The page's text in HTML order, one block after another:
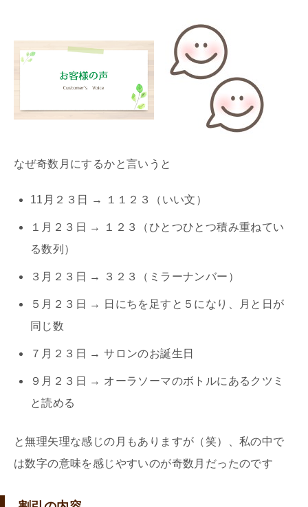
なぜ奇数月にするかと言いうと
11月２３日 → １１２３（いい文）
１月２３日 → １２３（ひとつひとつ積み重ねてい
る数列）
３月２３日 → ３２３（ミラーナンバー）
５月２３日 → 日にちを足すと５になり、月と日が
同じ数
７月２３日 → サロンのお誕生日
９月２３日 → オーラソーマのボトルにあるクツミ
と読める
と無理矢理な感じの月もありますが（笑）、私の中で
は数字の意味を感じやすいのが奇数月だったのです